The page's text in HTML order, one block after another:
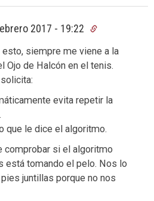
2017 - 19:22
esto, siempre me viene a la
Ojo de Halcón en el tenis.
evita repetir la
que le dice el algoritmo.
comprobar si el algoritmo
está tomando el pelo. Nos lo
juntillas porque no nos